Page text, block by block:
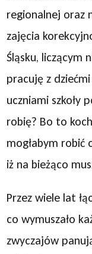
regionalnej oraz
zajęcia
Śląsku, liczącym
pracuję z
uczniami szkoły
robię? Bo to
mogłabym robić
iż na bieżąco
Przez wiele lat
co wymuszało
zwyczajów